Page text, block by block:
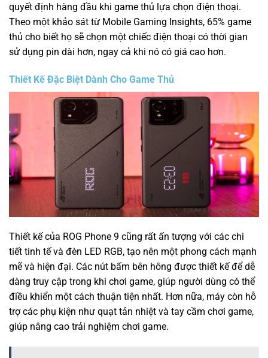
quyết định hàng đầu khi game thủ lựa chọn điện thoại.
Theo một khảo sát từ Mobile Gaming Insights, 65% game
thủ cho biết họ sẽ chọn một chiếc điện thoại có thời gian
sử dụng pin dài hơn, ngay cả khi nó có giá cao hơn.
Thiết Kế Đặc Biệt Dành Cho Game Thủ
Thiết kế của ROG Phone 9 cũng rất ấn tượng với các chi
tiết tinh tế và đèn LED RGB, tạo nên một phong cách mạnh
mẽ và hiện đại. Các nút bấm bên hông được thiết kế để dễ
dàng truy cập trong khi chơi game, giúp người dùng có thể
điều khiển một cách thuận tiện nhất. Hơn nữa, máy còn hỗ
trợ các phụ kiện như quạt tản nhiệt và tay cầm chơi game,
giúp nâng cao trải nghiệm chơi game.